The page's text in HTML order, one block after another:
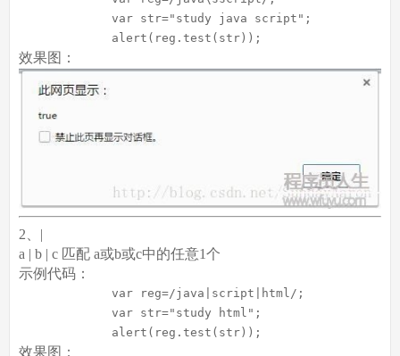
var str="study java script" ;
             alert(reg.test(str));
效果图：
2、|
a | b | c 匹配 a或b或c中的任意1个
示例代码：
var reg=/java|script|html/ ;
var str="study html" ;
             alert(reg.test(str));
效果图：